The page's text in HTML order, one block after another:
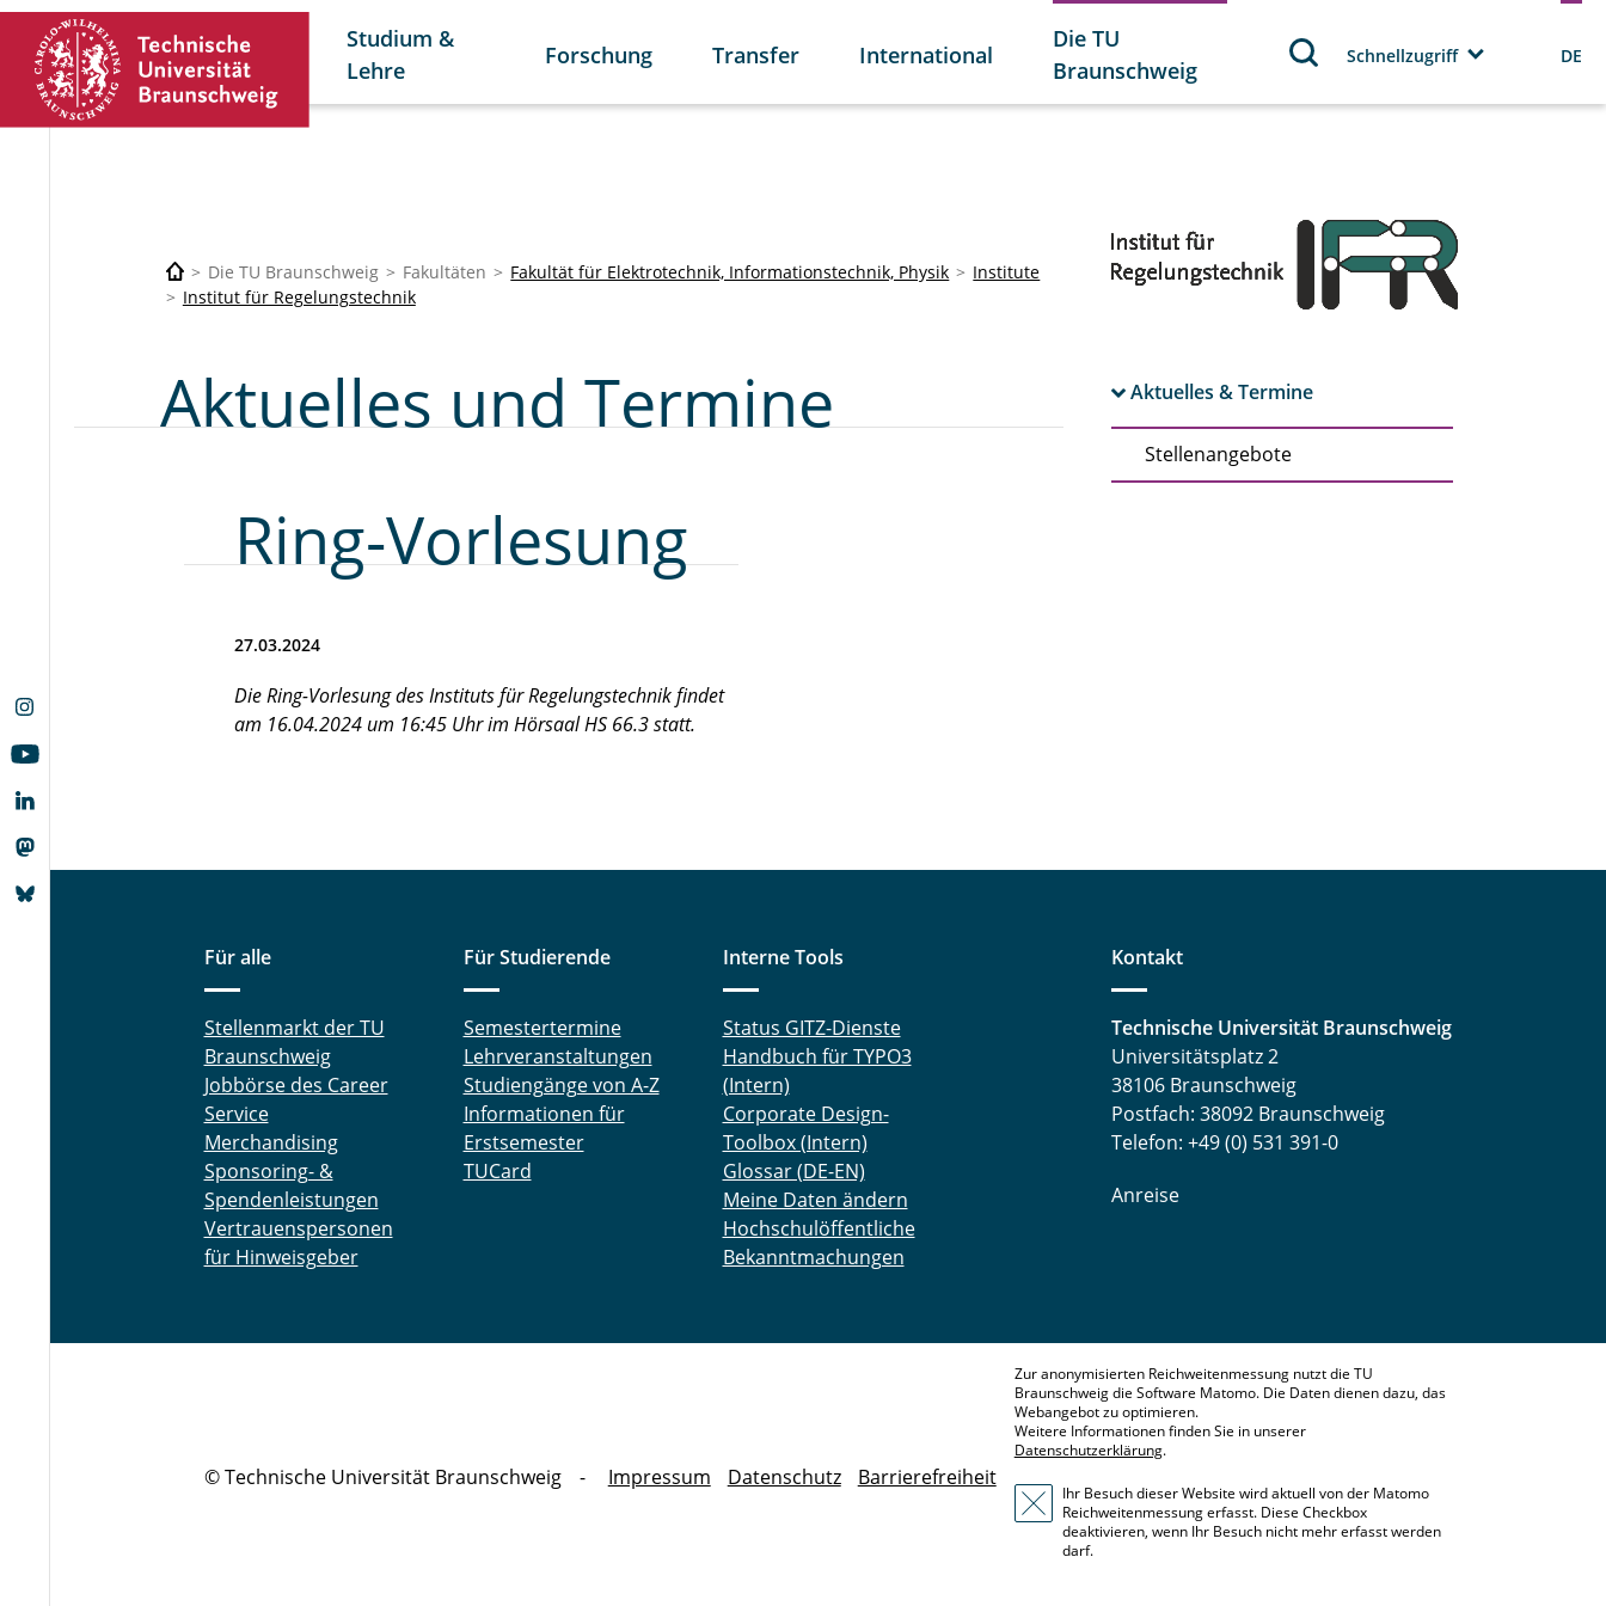
Studium &
Lehre
Forschung Transfer International
Die TU
Braunschweig
Schnellzugriff DE
Die TU Braunschweig Fakultäten Fakultät für Elektrotechnik, Informationstechnik, Physik
Institute
Institut für Regelungstechnik
Aktuelles & Termine
Stellenangebote
Aktuelles und Termine
Ring-Vorlesung
27.03.2024
Die Ring-Vorlesung des Instituts für Regelungstechnik findet
am 16.04.2024 um 16:45 Uhr im Hörsaal HS 66.3 statt.
Für alle
Stellenmarkt der TU
Braunschweig
Jobbörse des Career
Service
Merchandising
Sponsoring- &
Spendenleistungen
Vertrauenspersonen
für Hinweisgeber
Für Studierende
Semestertermine
Lehrveranstaltungen
Studiengänge von A-Z
Informationen für
Erstsemester
TUCard
Interne Tools
Status GITZ-Dienste
Handbuch für TYPO3
(Intern)
Corporate Design-
Toolbox (Intern)
Glossar (DE-EN)
Meine Daten ändern
Hochschulöffentliche
Bekanntmachungen
Kontakt
Technische Universität Braunschweig
Universitätsplatz 2
38106 Braunschweig
Postfach: 38092 Braunschweig
Telefon: +49 (0) 531 391-0
Anreise
© Technische Universität Braunschweig Impressum Datenschutz Barrierefreiheit
Zur anonymisierten Reichweitenmessung nutzt die TU
Braunschweig die Software Matomo. Die Daten dienen dazu, das
Webangebot zu optimieren.
Weitere Informationen finden Sie in unserer
Datenschutzerklärung.
Ihr Besuch dieser Website wird aktuell von der Matomo
Reichweitenmessung erfasst. Diese Checkbox
deaktivieren, wenn Ihr Besuch nicht mehr erfasst werden
darf.